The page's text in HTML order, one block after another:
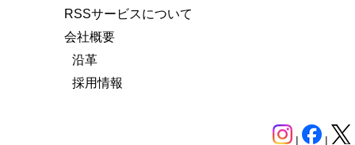
RSSサービスについて
会社概要
沿革
採用情報
| |